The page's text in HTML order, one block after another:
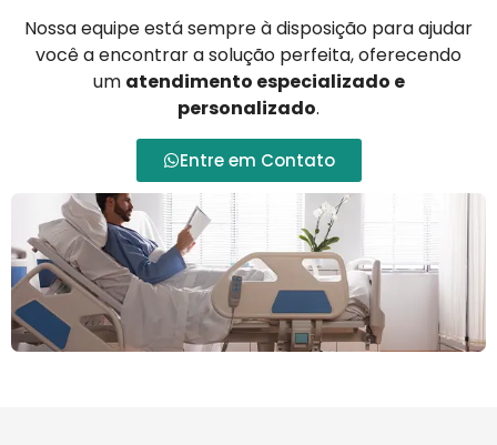
Nossa equipe está sempre à disposição para ajudar
você a encontrar a solução perfeita, oferecendo
um atendimento especializado e
personalizado.
Entre em Contato